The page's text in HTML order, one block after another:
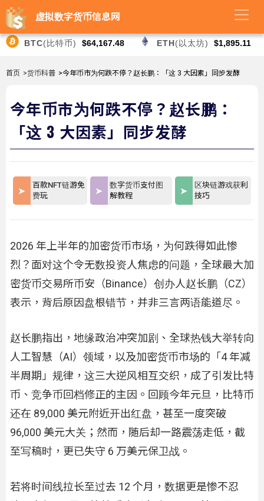
虚拟数字货币信息网
BTC(比特币) $64,167.48 ETH(以太坊) $1,895.11
首页 >货币科普 >今年币市为何跌不停？赵长鹏：「这 3 大因素」同步发酵
今年币市为何跌不停？赵长鹏：
「这 3 大因素」同步发酵
百款NFT链游免
费玩
数字货币支付图
解教程
区块链游戏获利
技巧
2026 年上半年的加密货币市场，为何跌得如此惨
烈？面对这个令无数投资人焦虑的问题，全球最大加
密货币交易所币安（Binance）创办人赵长鹏（CZ）
表示，背后原因盘根错节，并非三言两语能道尽。
赵长鹏指出，地缘政治冲突加剧、全球热钱大举转向
人工智慧（AI）领域，以及加密货币市场的「4 年减
半周期」规律，这三大逆风相互交织，成了引发比特
币、竞争币回档修正的主因。回顾今年元旦，比特币
还在 89,000 美元附近开出红盘，甚至一度突破
96,000 美元大关；然而，随后却一路震荡走低，截
至写稿时，更已失守 6 万美元保卫战。
若将时间线拉长至过去 12 个月，数据更是惨不忍